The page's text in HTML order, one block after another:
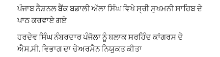
ਪੰਜਾਬ ਨੈਸ਼ਨਲ ਬੈਂਕ ਬਡਾਲੀ ਅੱਲਾ ਸਿੰਘ ਵਿਖੇ ਸ੍ਰੀ ਸੁਖਮਨੀ ਸਾਹਿਬ ਦੇ
ਪਾਠ ਕਰਵਾਏ ਗਏ
ਹਰਦੇਵ ਸਿੰਘ ਨੰਬਰਦਾਰ ਪੰਜੋਲਾ ਨੂੰ ਬਲਾਕ ਸਰਹਿੰਦ ਕਾਂਗਰਸ ਦੇ
ਐਸ.ਸੀ. ਵਿਭਾਗ ਦਾ ਚੇਅਰਮੈਨ ਨਿਯੁਕਤ ਕੀਤਾ